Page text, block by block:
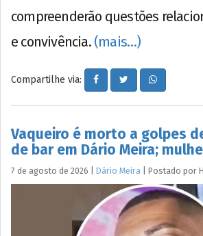
compreenderão questões
e convivência. (mais…)
Compartilhe via:
Vaqueiro é morto a golpes
de bar em Dário Meira;
7 de agosto de 2026 Dário Meira Postado por